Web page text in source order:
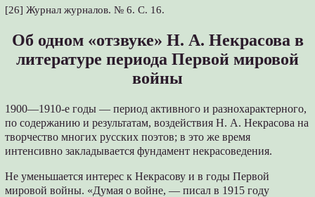
[26] Журнал журналов. № 6. С. 16.
Об одном «отзвуке» Н. А. Некрасова в
литературе периода Первой мировой
войны
1900—1910-е годы — период активного и разнохарактерного,
по содержанию и результатам, воздействия Н. А. Некрасова на
творчество многих русских поэтов; в это же время
интенсивно закладывается фундамент некрасоведения.
Не уменьшается интерес к Некрасову и в годы Первой
мировой войны. «Думая о войне, — писал в 1915 году